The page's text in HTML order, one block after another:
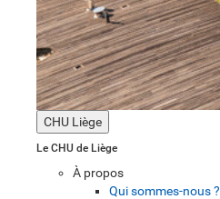
CHU Liège
Le CHU de Liège
À propos
Qui sommes-nous ?